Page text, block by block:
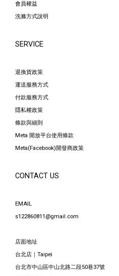
會員權益
洗滌方式說明
SERVICE
退換貨政策
運送服務方式
付款服務方式
隱私權政策
條款與細則
Meta 開放平台使用條款
Meta(Facebook)開發商政策
CONTACT US
EMAIL
s122860811@gmail.com
店面地址
台北店｜Taipei
台北市中山區中山北路二段50巷37號